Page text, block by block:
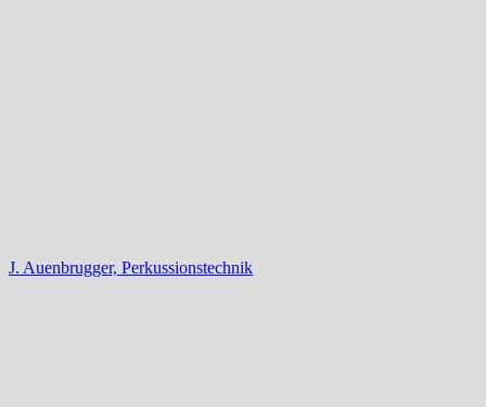
J. Auenbrugger, Perkussionstechnik